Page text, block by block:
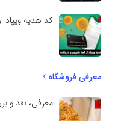
کد هدیه ویپاد
معرفی فروشگاه
معرفی، نقد و